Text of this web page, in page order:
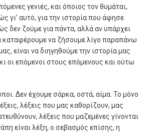
γενιές, και όποιος τον θυμάται,
γι’ αυτό, για την ιστορία που άφησε
δεν ζούμε για πάντα, αλλά αν υπάρχει
καταφέρουμε να ζήσουμε λίγο παραπάνω
είναι να διηγηθούμε την ιστορία μας
οι επόμενοι στους επόμενους και ούτω
Δεν έχουμε σάρκα, οστά, αίμα. Το μόνο
λέξεις που μας καθορίζουν, μας
λέξεις που μαζεμένες γίνονται
είναι λέξη, ο σεβασμός επίσης, η